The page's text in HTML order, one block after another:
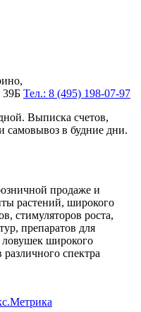
39Б Тел.: 8 (495) 198-07-97
Выписка счетов,
самовывоз в будние дни.
продаже и
растений, широкого
стимуляторов роста,
препаратов для
ловушек широкого
спектра